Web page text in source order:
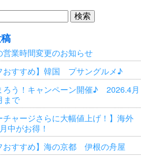
営業時間変更のお知らせ
おすすめ】韓国 プサングルメ♪
ろう！キャンペーン開催♪ 2026.4月
まで
チャージさらに大幅値上げ！】海外
中がお得！
おすすめ】海の京都 伊根の舟屋